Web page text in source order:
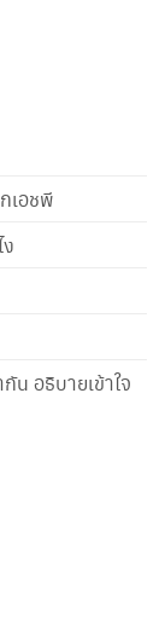
เอชพี
น อธิบายเข้าใจ